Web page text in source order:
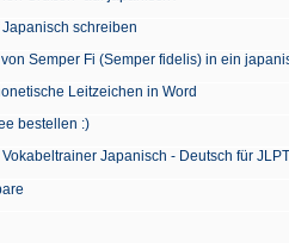
Japanisch schreiben
Semper Fi (Semper fidelis) in ein
Leitzeichen in Word
bestellen :)
Japanisch - Deutsch für